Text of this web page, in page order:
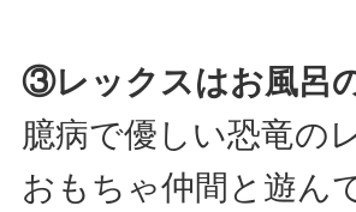
③レックスはお風呂
臆病で優しい恐竜の
おもちゃ仲間と遊ん